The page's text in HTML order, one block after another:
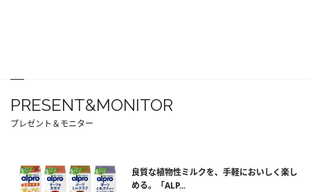
PRESENT&MONITOR
プレゼント＆モニター
良質な植物性ミルクを、手軽においしく楽し
める。「ALP...